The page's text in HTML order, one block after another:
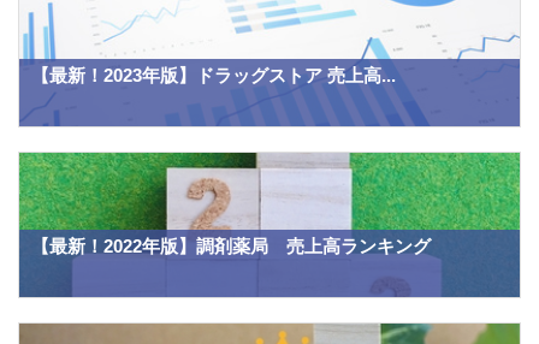
【最新！2023年版】ドラッグストア 売上高...
【最新！2022年版】調剤薬局 売上高ランキング